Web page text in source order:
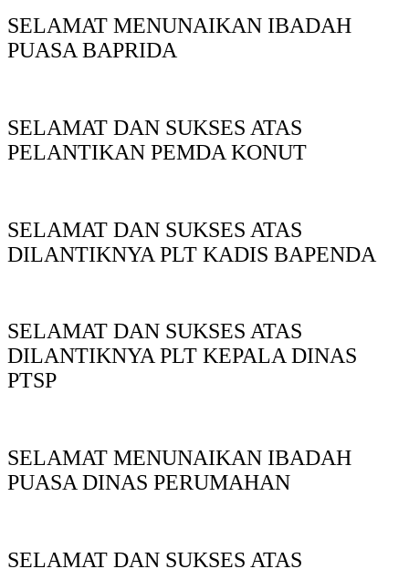
SELAMAT MENUNAIKAN IBADAH
PUASA BAPRIDA
SELAMAT DAN SUKSES ATAS
PELANTIKAN PEMDA KONUT
SELAMAT DAN SUKSES ATAS
DILANTIKNYA PLT KADIS BAPENDA
SELAMAT DAN SUKSES ATAS
DILANTIKNYA PLT KEPALA DINAS
PTSP
SELAMAT MENUNAIKAN IBADAH
PUASA DINAS PERUMAHAN
SELAMAT DAN SUKSES ATAS